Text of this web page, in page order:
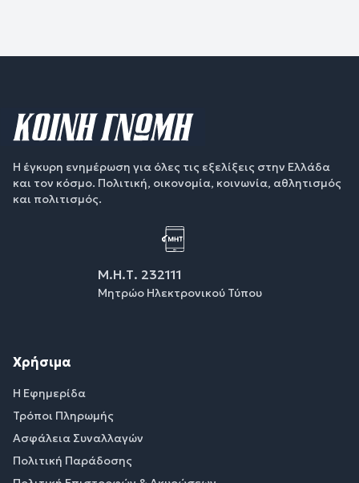
Η έγκυρη ενημέρωση για όλες τις εξελίξεις στην Ελλάδα
και τον κόσμο. Πολιτική, οικονομία, κοινωνία, αθλητισμός
και πολιτισμός.
Μ.Η.Τ. 232111
Μητρώο Ηλεκτρονικού Τύπου
Χρήσιμα
Η Εφημερίδα
Τρόποι Πληρωμής
Ασφάλεια Συναλλαγών
Πολιτική Παράδοσης